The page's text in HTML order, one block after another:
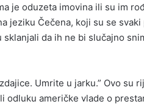
je oduzeta imovina ili su im
jeziku Čečena, koji su se
da ih ne bi slučajno
Umrite u jarku.” Ovo su
američke vlade o